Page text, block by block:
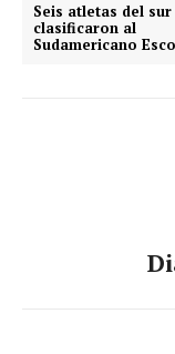
Seis atletas del sur
clasificaron al
Sudamericano